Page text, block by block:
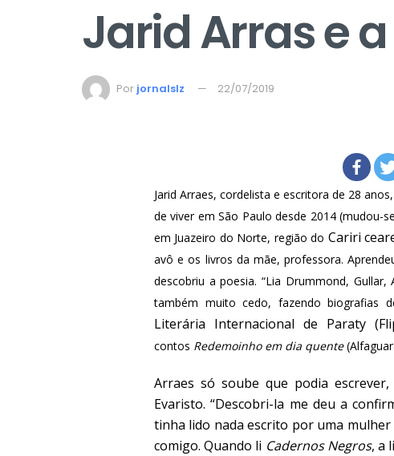
Jarid Arras e
Por jornalslz 22/07/2019
Jarid Arraes, cordelista e escritora de 28
de viver em São Paulo desde 2014 (mudou-
em Juazeiro do Norte, região do Cariri
avô e os livros da mãe, professora.
descobriu a poesia. “Lia Drummond,
também muito cedo, fazendo biografias
Literária Internacional de Paraty
contos Redemoinho em dia quente
Arraes só soube que podia
Evaristo. “Descobri-la me deu a
tinha lido nada escrito por uma
comigo. Quando li Cadernos Negros, a